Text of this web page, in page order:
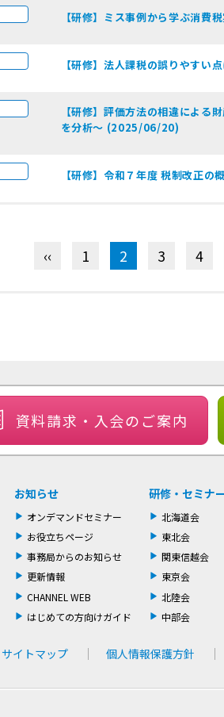
【研修】ミス事例から学ぶ消
【研修】法人課税の誤りやす
【研修】評価方法の相違による
を分析～ (2025/06/20)
【研修】令和７年度 税制改正
‹‹ 1 2 3 4
資料請求・ 入会のご案内
お知らせ
オンデマンドセミナー
お役立ちページ
事務局からのお知らせ
更新情報
CHANNEL WEB
はじめての方向けガイド
研修・セミナ
北海道会
東北会
関東信越会
東京会
北陸会
中部会
サイトマップ 個人情報保護方針